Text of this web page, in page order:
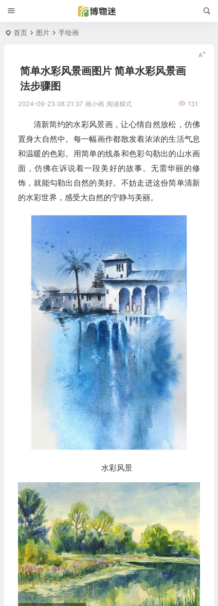
首页 图片 手绘画
简单水彩风景画图片 简单水彩风景画
法步骤图
2024-09-23 08:21:37 画小画 131
阅读模式
清新简约的水彩风景画，让心情自然放松，仿佛
置身大自然中。每一幅画作都散发着浓浓的生活气息
和温暖的色彩。用简单的线条和色彩勾勒出的山水画
面，仿佛在诉说着一段美好的故事。无需华丽的修
饰，就能勾勒出自然的美好。不妨走进这份简单清新
的水彩世界，感受大自然的宁静与美丽。
水彩风景